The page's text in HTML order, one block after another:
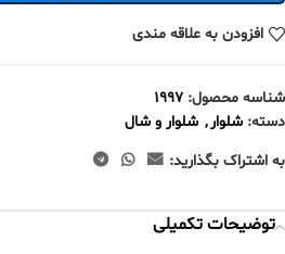
افزودن به علاقه مندی
شناسه محصول: ۱۹۹۷
دسته: شلوار, شلوار و شال
به اشتراک بگذارید:
توضیحات تکمیلی